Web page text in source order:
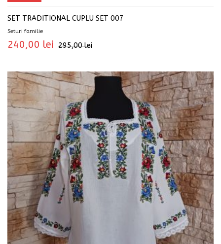
SET TRADITIONAL CUPLU SET 007
Seturi familie
295,00lei
240,00 lei